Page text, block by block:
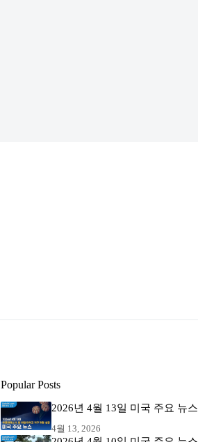
Popular Posts
2026년 4월 13일 미국 주요 뉴스
4월 13, 2026